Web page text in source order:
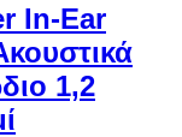
In-Ear
1,2